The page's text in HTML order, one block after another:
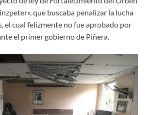
que buscaba penalizar la lucha
el cual felizmente no fue aprobado por
el primer gobierno de Piñera.